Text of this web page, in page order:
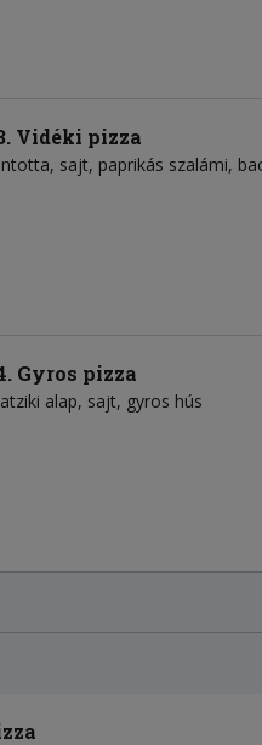
Vidéki pizza
sajt paprikás szalámi
Gyros pizza
alap sajt gyros hús